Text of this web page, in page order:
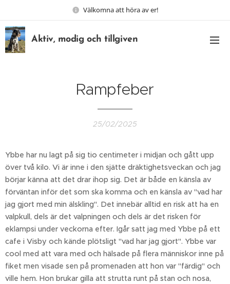
Välkomna att höra av er!
Aktiv, modig och tillgiven
Rampfeber
25/02/2025
Ybbe har nu lagt på sig tio centimeter i midjan och gått upp
över två kilo. Vi är inne i den sjätte dräktighetsveckan och jag
börjar känna att det drar ihop sig. Det är både en känsla av
förväntan inför det som ska komma och en känsla av "vad har
jag gjort med min älskling". Det innebär alltid en risk att ha en
valpkull, dels är det valpningen och dels är det risken för
eklampsi under veckorna efter. Igår satt jag med Ybbe på ett
cafe i Visby och kände plötsligt "vad har jag gjort". Ybbe var
cool med att vara med och hälsade på flera människor inne på
fiket men visade sen på promenaden att hon var "färdig" och
ville hem. Hon brukar gilla att strutta runt på stan och nosa,